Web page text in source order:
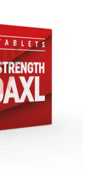
جي إتش آر بي-2
جي إتش آر بي-6
الجلوتاثيون
هيكساريلين
HGH-Fragment
عامل النمو شبيه
إيباموريلين